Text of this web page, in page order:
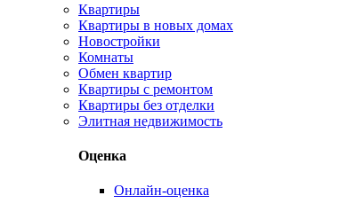
Квартиры
Квартиры в новых домах
Новостройки
Комнаты
Обмен квартир
Квартиры с ремонтом
Квартиры без отделки
Элитная недвижимость
Оценка
Онлайн-оценка